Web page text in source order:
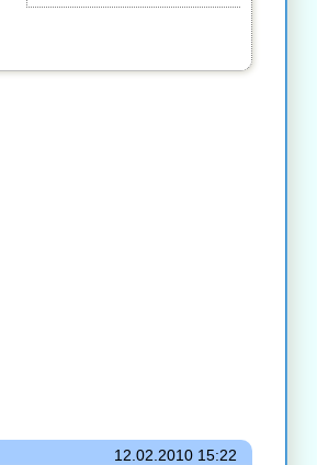
12.02.201015:22